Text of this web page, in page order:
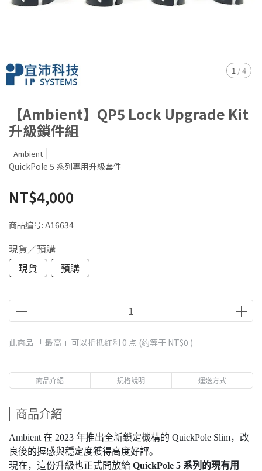
1 /4
【Ambient】QP5 Lock Upgrade Kit
升級鎖件組
Ambient
QuickPole 5 系列專用升級套件
NT$4,000
商品编号: A16634
現貨／預購
現貨
預購
此商品 「 最高 」可以折抵红利 0 点 (约等于 NT$0 )
商品介紹 規格說明 運送方式
商品介紹
Ambient 在 2023 年推出全新鎖定機構的 QuickPole Slim，改
良後的握感與穩定度獲得高度好評。
現在，這份升級也正式開放給 QuickPole 5 系列的現有用